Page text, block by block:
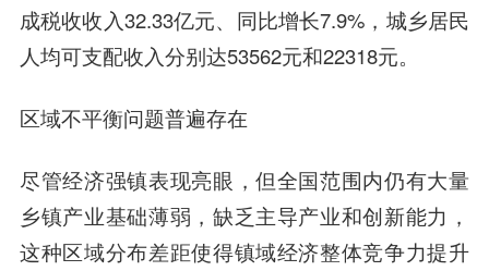
成税收收入32.33亿元、同比增长7.9%，城乡居民
人均可支配收入分别达53562元和22318元。
区域不平衡问题普遍存在
尽管经济强镇表现亮眼，但全国范围内仍有大量
乡镇产业基础薄弱，缺乏主导产业和创新能力，
这种区域分布差距使得镇域经济整体竞争力提升